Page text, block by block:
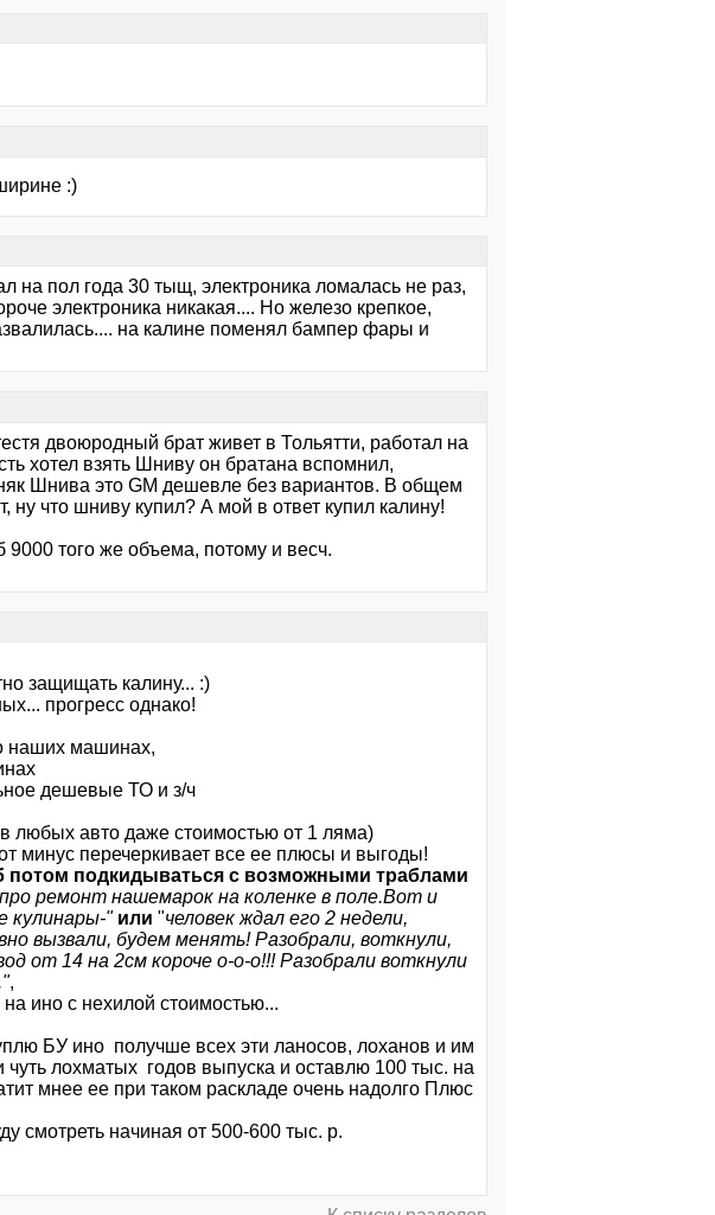
:)
на пол года 30 тыщ, электроника ломалась не раз,
электроника никакая.... Но железо крепкое,
на калине поменял бампер фары и
двоюродный брат живет в Тольятти, работал на
хотел взять Шниву он братана вспомнил,
Шнива это GМ дешевле без вариантов. В общем
ну что шниву купил? А мой в ответ купил калину!
того же объема, потому и весч.
защищать калину... :)
прогресс однако!
наших машинах,
дешевые ТО и з/ч
любых авто даже стоимостью от 1 ляма)
минус перечеркивает все ее плюсы и выгоды!
потом подкидываться с возможными траблами
ремонт нашемарок на коленке в поле.Вот и
кулинары-" или "человек ждал его 2 недели,
вызвали, будем менять! Разобрали, воткнули,
от 14 на 2см короче о-о-о!!! Разобрали воткнули
,
ино с нехилой стоимостью...
БУ ино получше всех эти ланосов, лоханов и им
лохматых годов выпуска и оставлю 100 тыс. на
мнее ее при таком раскладе очень надолго Плюс
смотреть начиная от 500-600 тыс. р.